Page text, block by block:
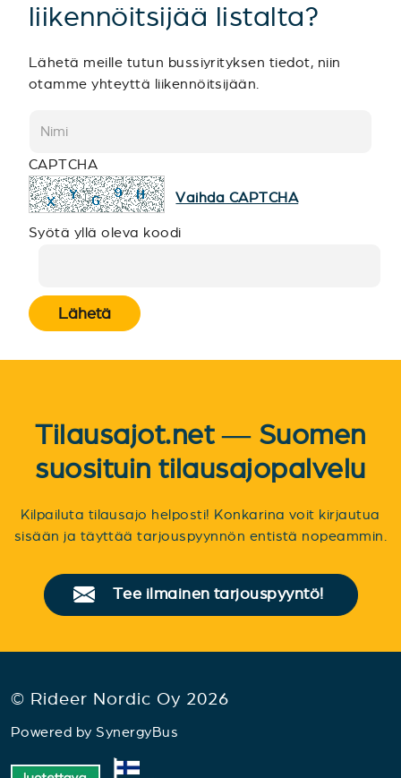
liikennöitsijää listalta?
Lähetä meille tutun bussiyrityksen tiedot, niin
otamme yhteyttä liikennöitsijään.
CAPTCHA
Vaihda CAPTCHA
Syötä yllä oleva koodi
Lähetä
Tilausajot.net — Suomen
suosituin tilausajopalvelu
Kilpailuta tilausajo helposti! Konkarina voit kirjautua
sisään ja täyttää tarjouspyynnön entistä nopeammin.
Tee ilmainen tarjouspyyntö!
© Rideer Nordic Oy 2026
Powered by SynergyBus